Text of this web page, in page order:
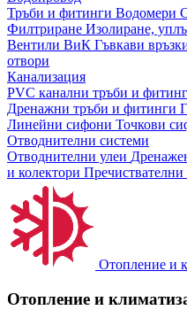
Тръби и фитинги Водомери
Филтриране Изолиране,
Вентили ВиК Гъвкави
отвори
Канализация
PVC канални тръби и
Дренажни тръби и фитинги
Линейни сифони Точкови
Отводнителни системи
Отводнителни улеи
и колектори Пречиствателни
Отопление и
Отопление и